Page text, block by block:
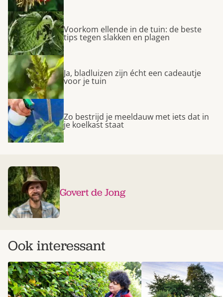
Voorkom ellende in de tuin: de beste
tips tegen slakken en plagen
Ja, bladluizen zijn écht een cadeautje
voor je tuin
Zo bestrijd je meeldauw met iets dat in
je koelkast staat
Govert de Jong
Ook interessant